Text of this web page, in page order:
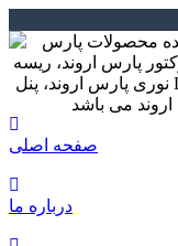
صفحه اصلی
درباره ما